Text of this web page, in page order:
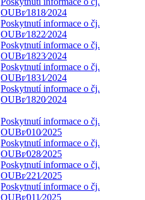
OUBr⁄1818⁄2024
Poskytnutí informace o čj.
OUBr⁄1822⁄2024
Poskytnutí informace o čj.
OUBr⁄1823⁄2024
Poskytnutí informace o čj.
OUBr⁄1831⁄2024
Poskytnutí informace o čj.
OUBr⁄1820⁄2024
Poskytnutí informace o čj.
OUBr⁄010⁄2025
Poskytnutí informace o čj.
OUBr⁄028⁄2025
Poskytnutí informace o čj.
OUBr⁄221⁄2025
Poskytnutí informace o čj.
OUBr⁄011⁄2025